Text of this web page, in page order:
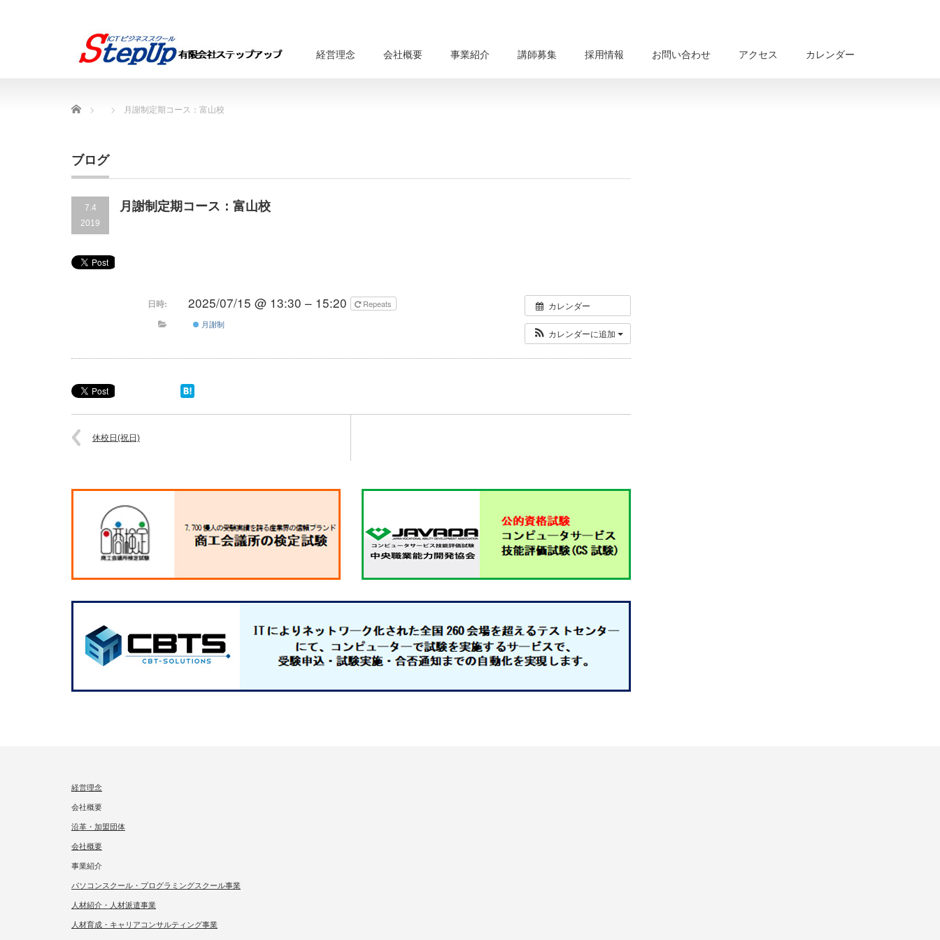
経営理念 会社概要 事業紹介 講師募集 採用情報 お問い合わせ アクセス カレンダー
Home 月謝制定期コース：富山校
ブログ
7.4
2019
月謝制定期コース：富山校
カレンダー
カレンダーに追加
日時: 2025/07/15 @ 13:30 – 15:20
Repeats
月謝制
休校日(祝日)
経営理念
会社概要
沿革・加盟団体
会社概要
事業紹介
パソコンスクール・プログラミングスクール事業
人材紹介・人材派遣事業
人材育成・キャリアコンサルティング事業